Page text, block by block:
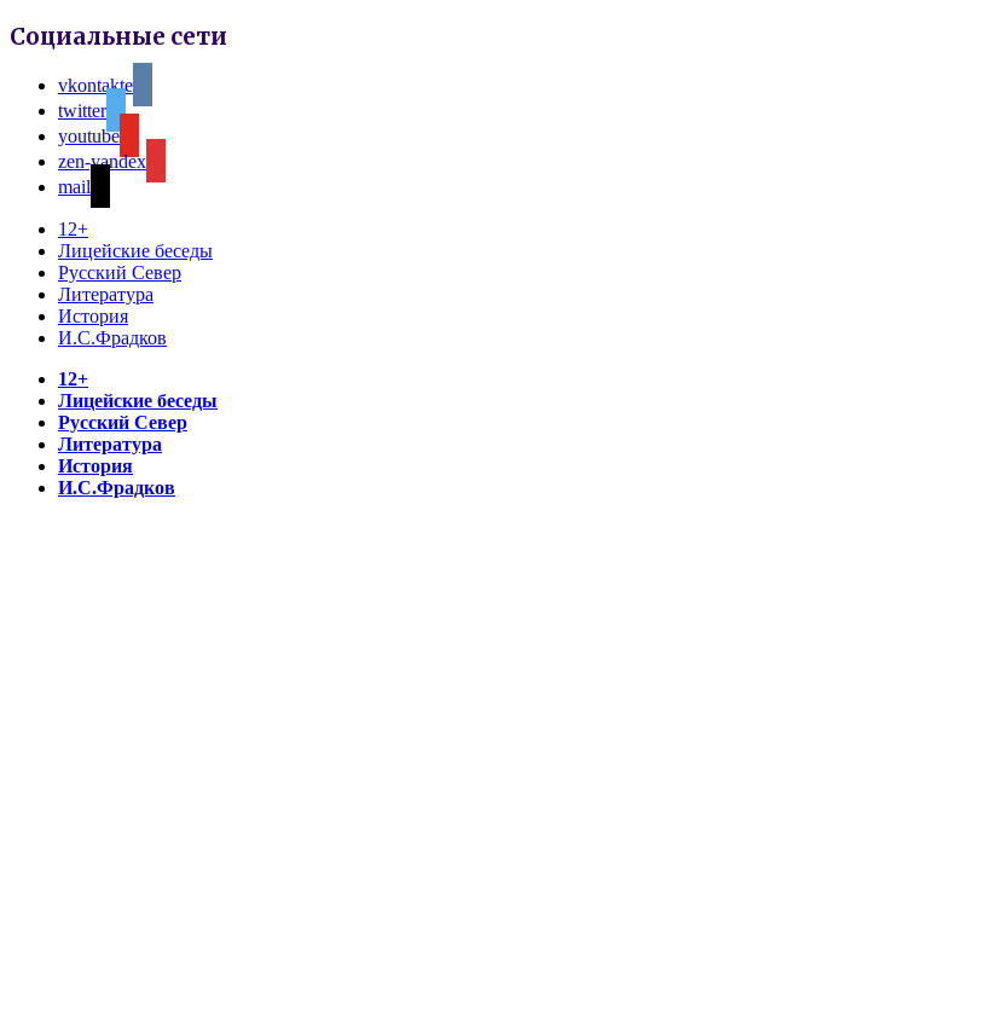
Социальные сети
vkontakte
twitter
youtube
zen-yandex
mail
12+
Лицейские беседы
Русский Север
Литература
История
И.С.Фрадков
12+
Лицейские беседы
Русский Север
Литература
История
И.С.Фрадков